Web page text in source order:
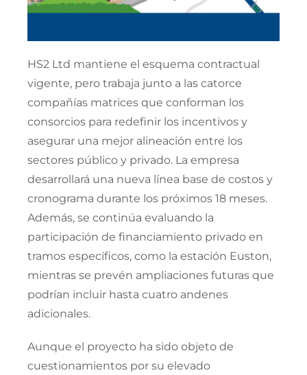
HS2 Ltd mantiene el esquema contractual
vigente, pero trabaja junto a las catorce
compañías matrices que conforman los
consorcios para redefinir los incentivos y
asegurar una mejor alineación entre los
sectores público y privado. La empresa
desarrollará una nueva línea base de costos y
cronograma durante los próximos 18 meses.
Además, se continúa evaluando la
participación de financiamiento privado en
tramos específicos, como la estación Euston,
mientras se prevén ampliaciones futuras que
podrían incluir hasta cuatro andenes
adicionales.
Aunque el proyecto ha sido objeto de
cuestionamientos por su elevado